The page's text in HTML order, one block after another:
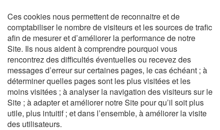
Ces cookies nous permettent de reconnaitre et de
comptabiliser le nombre de visiteurs et les sources de trafic
afin de mesurer et d’améliorer la performance de notre
Site. Ils nous aident à comprendre pourquoi vous
rencontrez des difficultés éventuelles ou recevez des
messages d’erreur sur certaines pages, le cas échéant ; à
déterminer quelles pages sont les plus visitées et les
moins visitées ; à analyser la navigation des visiteurs sur le
Site ; à adapter et améliorer notre Site pour qu’il soit plus
utile, plus intuitif ; et dans l’ensemble, à améliorer la visite
des utilisateurs.